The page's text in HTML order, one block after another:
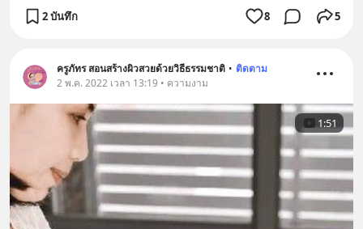
2 บันทึก 8 5
ครูภัทร สอนสร้างผิวสวยด้วยวิธีธรรมชาติ • ติดตาม
2 พ.ค. 2022 เวลา 13:19 • ความงาม
1:51